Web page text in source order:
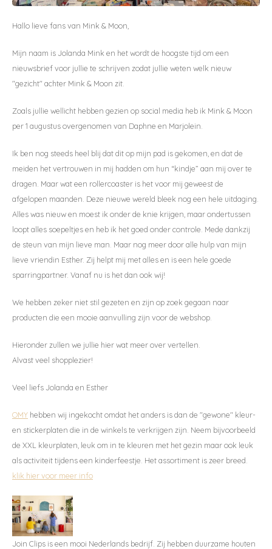
Meld je aan voor onze
nieuwsbrief en krijg 10%
Dekens | Hoeslaken
Boxkleed | Speelkleed
Opbergen
Verschoningsmand
Slabbetjes
Slaapzakken
Mutsjes
Boxkleed | Speelkleed
Voetenzakken
Haaraccessoires
Washandjes
Familie Planner
Houten Speelgoed
Baby Speelgoed
Creatief
Way to Play
Sieraden
Inpakpapier
Wenskaarten
Jaarplanners en Verjaardagskalenders
Boeken voor Volwassenen
Hallo lieve fans van Mink & Moon,
Mijn naam is Jolanda Mink en het wordt de hoogste tijd om een
nieuwsbrief voor jullie te schrijven zodat jullie weten welk nieuw
"gezicht" achter Mink & Moon zit.
Zoals jullie wellicht hebben gezien op social media heb ik Mink & Moon
per 1 augustus overgenomen van Daphne en Marjolein.
Ik ben nog steeds heel blij dat dit op mijn pad is gekomen, en dat de
meiden het vertrouwen in mij hadden om hun “kindje” aan mij over te
dragen. Maar wat een rollercoaster is het voor mij geweest de
afgelopen maanden. Deze nieuwe wereld bleek nog een hele uitdaging.
Alles was nieuw en moest ik onder de knie krijgen, maar ondertussen
loopt alles soepeltjes en heb ik het goed onder controle. Mede dankzij
de steun van mijn lieve man. Maar nog meer door alle hulp van mijn
lieve vriendin Esther. Zij helpt mij met alles en is een hele goede
sparringpartner. Vanaf nu is het dan ook wij!
We hebben zeker niet stil gezeten en zijn op zoek gegaan naar
producten die een mooie aanvulling zijn voor de webshop.
Hieronder zullen we jullie hier wat meer over vertellen.
Alvast veel shopplezier!
Veel liefs Jolanda en Esther
OMY hebben wij ingekocht omdat het anders is dan de "gewone" kleur-
en stickerplaten die in de winkels te verkrijgen zijn. Neem bijvoorbeeld
de XXL kleurplaten, leuk om in te kleuren met het gezin maar ook leuk
als activiteit tijdens een kinderfeestje. Het assortiment is zeer breed.
klik hier voor meer info
Join Clips is een mooi Nederlands bedrijf. Zij hebben duurzame houten